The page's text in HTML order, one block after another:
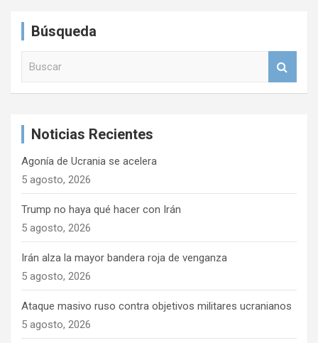
ó
Búsqueda
Noticias Recientes
Agonía de Ucrania se acelera
5 agosto, 2026
Trump no haya qué hacer con Irán
5 agosto, 2026
Irán alza la mayor bandera roja de venganza
5 agosto, 2026
Ataque masivo ruso contra objetivos militares ucranianos
5 agosto, 2026